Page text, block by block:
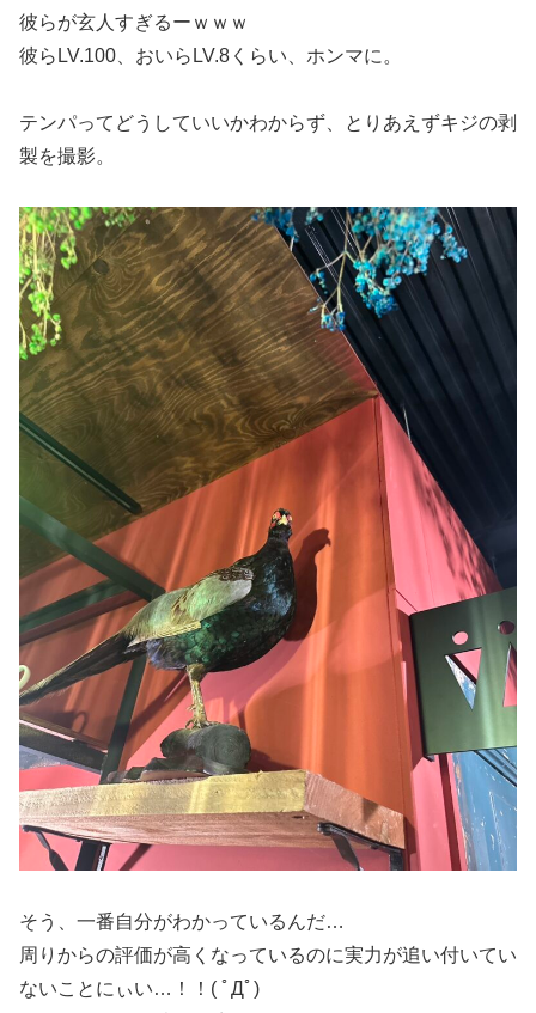
彼らが玄人すぎるーｗｗｗ
彼らLV.100、おいらLV.8くらい、ホンマに。
テンパってどうしていいかわからず、とりあえずキジの剥
製を撮影。
そう、一番自分がわかっているんだ…
周りからの評価が高くなっているのに実力が追い付いてい
ないことにぃい…！！( ﾟДﾟ)